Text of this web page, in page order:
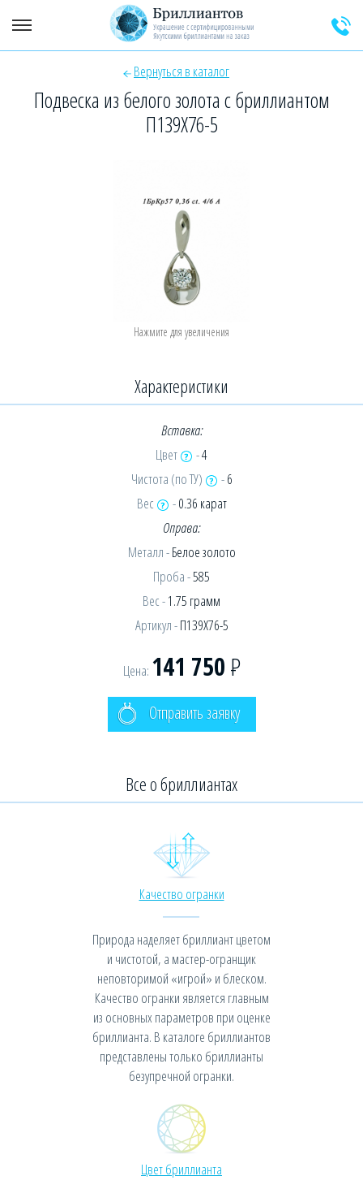
+7 (925) 589-64-91 Заказать звонок эксперта
Вернуться в каталог
Подвеска из белого золота с бриллиантом
П139Х76-5
Характеристики
Вставка:
Цвет
-4
Чистота (по ТУ)
-6
Вес
-0.36 карат
Оправа:
Металл -Белое золото
Проба -585
Вес -1.75 грамм
Артикул -П139Х76-5
Цена: 141 750Р
Отправить заявку
Все о бриллиантах
Качество огранки
Природа наделяет бриллиант цветом
и чистотой, а мастер-огранщик
неповторимой «игрой» и блеском.
Качество огранки является главным
из основных параметров при оценке
бриллианта. В каталоге бриллиантов
представлены только бриллианты
безупречной огранки.
Цвет бриллианта